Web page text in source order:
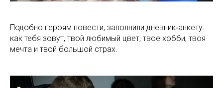
Подобно героям повести, заполнили дневник‑анкету:
как тебя зовут, твой любимый цвет, твое хобби, твоя
мечта и твой большой страх.